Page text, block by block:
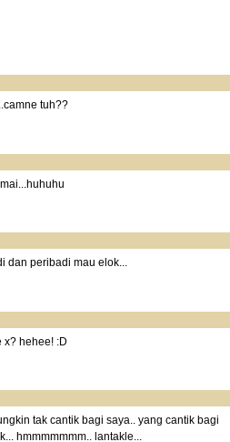
tuh??
dan peribadi mau elok...
x? hehee! :D
tak cantik bagi saya.. yang cantik bagi
hmmmmmmm.. lantakle...